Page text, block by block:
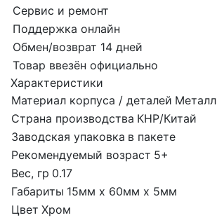
Сервис и ремонт
Поддержка онлайн
Обмен/возврат 14 дней
Товар ввезён официально
Характеристики
Материал корпуса / деталей Металл
Страна производства КНР/Китай
Заводская упаковка в пакете
Рекомендуемый возраст 5+
Вес, гр 0.17
Габариты 15мм х 60мм х 5мм
Цвет Хром